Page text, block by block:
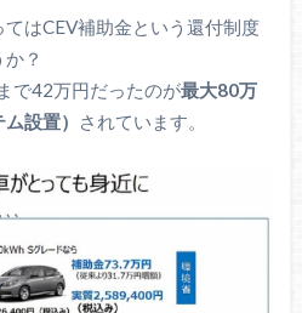
はCEV補助金という還付制度
？
で42万円だったのが最大80万
設置）
されています。